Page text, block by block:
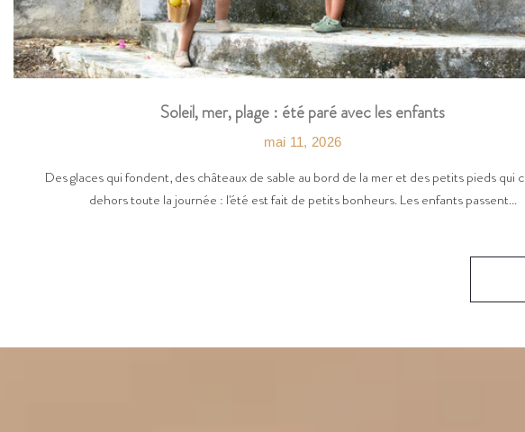
Soleil, mer, plage : été paré avec les enfants
mai 11, 2026
Des glaces qui fondent, des châteaux de sable au bord de la mer et des petits pieds qui
dehors toute la journée : l'été est fait de petits bonheurs. Les enfants passent...